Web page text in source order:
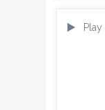
Play